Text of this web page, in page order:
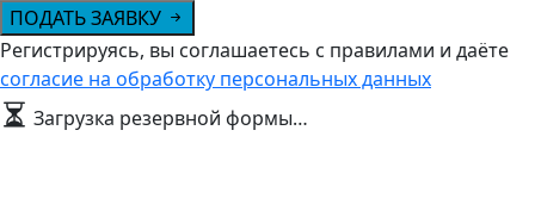
ПОДАТЬ ЗАЯВКУ
Регистрируясь, вы соглашаетесь с правилами и даёте
согласие на обработку персональных данных
Загрузка резервной формы…